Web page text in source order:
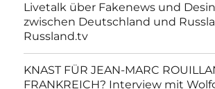
Livetalk über Fakenews und
zwischen Deutschland und
Russland.tv
KNAST FÜR JEAN-MARC
FRANKREICH? Interview mit